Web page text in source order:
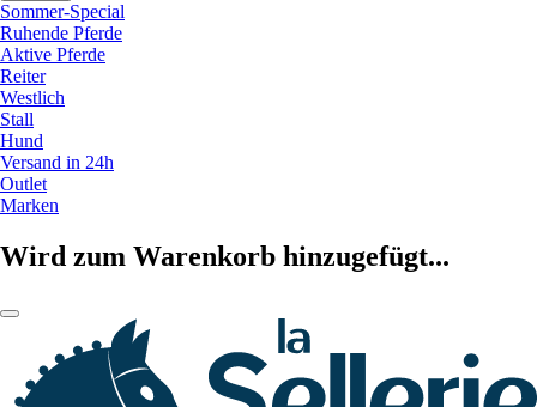
Sommer-Special
Ruhende Pferde
Aktive Pferde
Reiter
Westlich
Stall
Hund
Versand in 24h
Outlet
Marken
Wird zum Warenkorb hinzugefügt...